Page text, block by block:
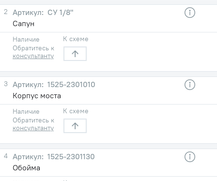
2
СУ 1/8"
Сапун
Наличие
Обратитесь к
консультанту
К схеме
3
1525-2301010
Корпус моста
Наличие
Обратитесь к
консультанту
К схеме
4
1525-2301130
Обойма